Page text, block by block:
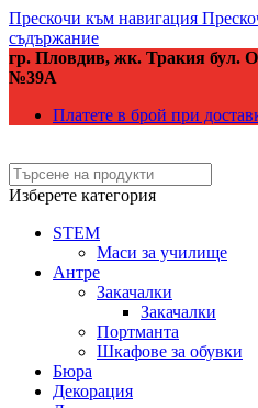
Прескочи към навигация
съдържание
гр. Пловдив, жк. Тракия бул.
№39А
Платете в брой при
Изберете категория
STEM
Маси за училище
Антре
Закачалки
Закачалки
Портманта
Шкафове за обувки
Бюра
Декорация